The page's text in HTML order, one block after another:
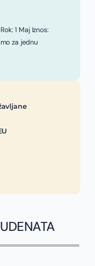
1 Maj Iznos:
za jednu